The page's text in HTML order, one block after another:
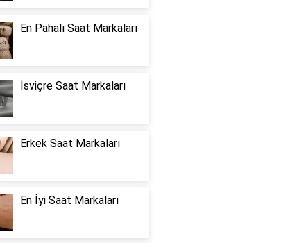
En Pahalı Saat Markaları
İsviçre Saat Markaları
Erkek Saat Markaları
En İyi Saat Markaları